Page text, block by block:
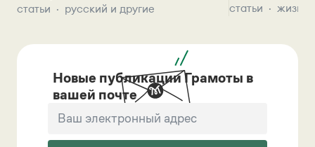
статьи русский и другие статьи жизнь
Новые публикации Грамоты в
вашей почте